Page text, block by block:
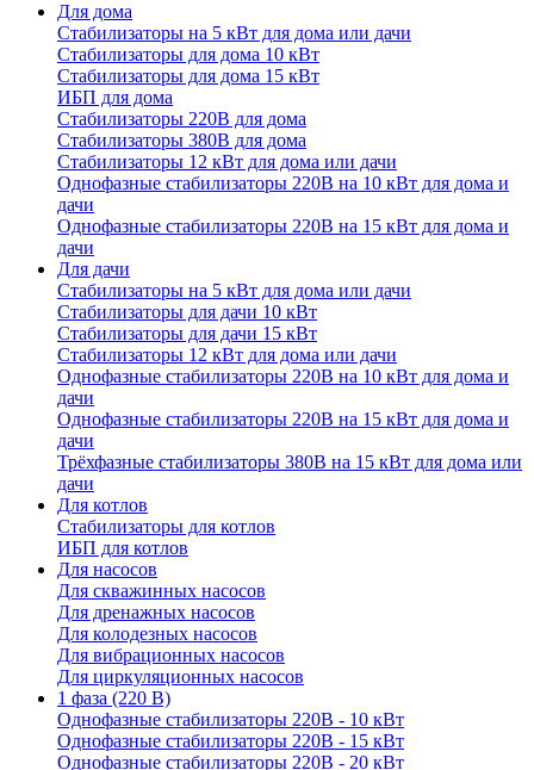
Для дома
Стабилизаторы на 5 кВт для дома или дачи
Стабилизаторы для дома 10 кВт
Стабилизаторы для дома 15 кВт
ИБП для дома
Стабилизаторы 220В для дома
Стабилизаторы 380В для дома
Стабилизаторы 12 кВт для дома или дачи
Однофазные стабилизаторы 220В на 10 кВт для дома и
дачи
Однофазные стабилизаторы 220В на 15 кВт для дома и
дачи
Для дачи
Стабилизаторы на 5 кВт для дома или дачи
Стабилизаторы для дачи 10 кВт
Стабилизаторы для дачи 15 кВт
Стабилизаторы 12 кВт для дома или дачи
Однофазные стабилизаторы 220В на 10 кВт для дома и
дачи
Однофазные стабилизаторы 220В на 15 кВт для дома и
дачи
Трёхфазные стабилизаторы 380В на 15 кВт для дома или
дачи
Для котлов
Стабилизаторы для котлов
ИБП для котлов
Для насосов
Для скважинных насосов
Для дренажных насосов
Для колодезных насосов
Для вибрационных насосов
Для циркуляционных насосов
1 фаза (220 В)
Однофазные стабилизаторы 220В - 10 кВт
Однофазные стабилизаторы 220В - 15 кВт
Однофазные стабилизаторы 220В - 20 кВт